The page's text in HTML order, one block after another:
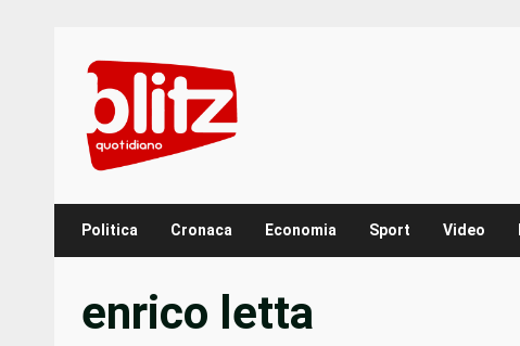
content
Politica Cronaca Economia Sport Video
enrico letta